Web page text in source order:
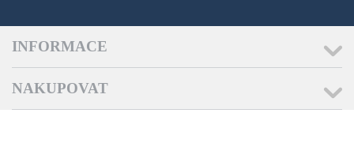
INFORMACE
NAKUPOVAT